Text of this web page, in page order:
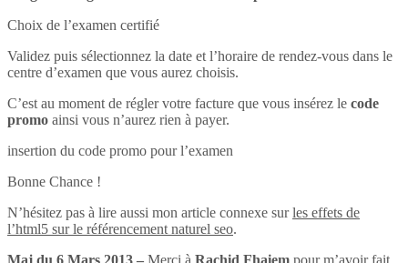
Choix de l’examen certifié
Validez puis sélectionnez la date et l’horaire de rendez-vous dans le
centre d’examen que vous aurez choisis.
C’est au moment de régler votre facture que vous insérez le code
promo ainsi vous n’aurez rien à payer.
insertion du code promo pour l’examen
Bonne Chance !
N’hésitez pas à lire aussi mon article connexe surles effets de
l’html5 sur le référencement naturel seo.